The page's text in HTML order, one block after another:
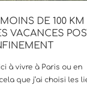
DE 100 KM
VACANCES
à vivre à Paris ou en
que j’ai choisi les